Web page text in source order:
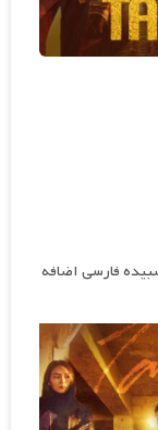
فارسی اضافه